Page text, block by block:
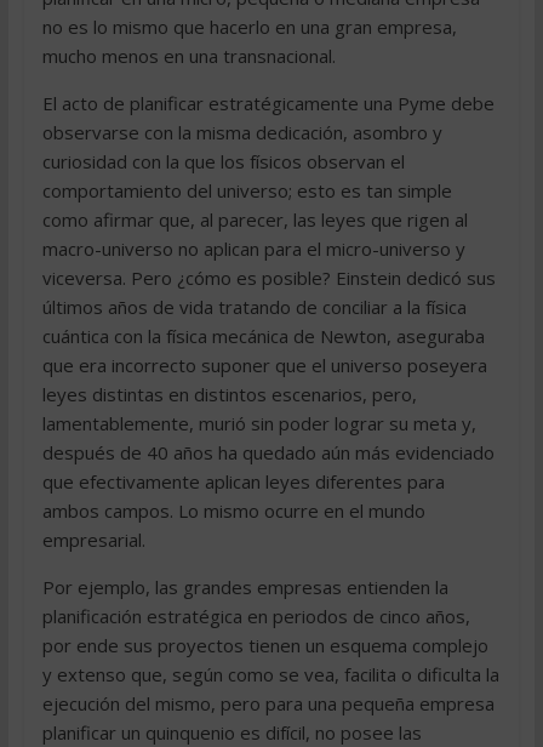
no es lo mismo que hacerlo en una gran empresa,
mucho menos en una transnacional.
El acto de planificar estratégicamente una Pyme debe
observarse con la misma dedicación, asombro y
curiosidad con la que los físicos observan el
comportamiento del universo; esto es tan simple
como afirmar que, al parecer, las leyes que rigen al
macro-universo no aplican para el micro-universo y
viceversa. Pero ¿cómo es posible? Einstein dedicó sus
últimos años de vida tratando de conciliar a la física
cuántica con la física mecánica de Newton, aseguraba
que era incorrecto suponer que el universo poseyera
leyes distintas en distintos escenarios, pero,
lamentablemente, murió sin poder lograr su meta y,
después de 40 años ha quedado aún más evidenciado
que efectivamente aplican leyes diferentes para
ambos campos. Lo mismo ocurre en el mundo
empresarial.
Por ejemplo, las grandes empresas entienden la
planificación estratégica en periodos de cinco años,
por ende sus proyectos tienen un esquema complejo
y extenso que, según como se vea, facilita o dificulta la
ejecución del mismo, pero para una pequeña empresa
planificar un quinquenio es difícil, no posee las